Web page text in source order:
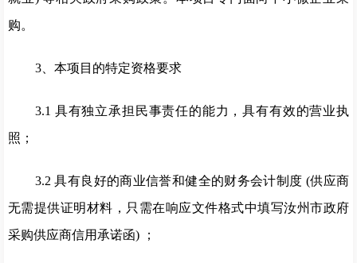
购。
3、本项目的特定资格要求
3.1 具有独立承担民事责任的能力，具有有效的营业执
照；
3.2 具有良好的商业信誉和健全的财务会计制度 (供应商
无需提供证明材料，只需在响应文件格式中填写汝州市政府
采购供应商信用承诺函) ；